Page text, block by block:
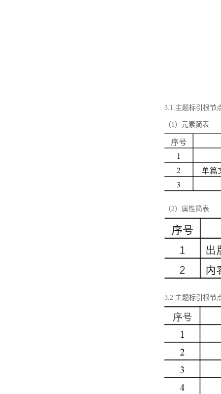
3.1 主题标引根节
（1）元素简表
（2）属性简表
3.2 主题标引根节